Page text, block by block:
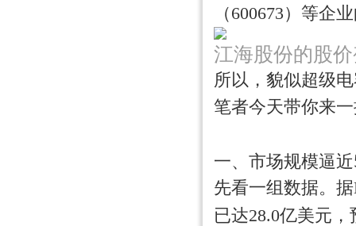
（600673）等企
江海股份的股
所以，貌似超级
笔者今天带你来
一、市场规模逼
先看一组数据。
已达28.0亿美元